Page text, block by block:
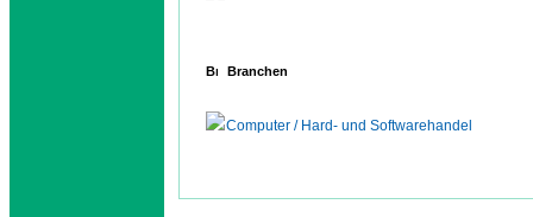
Branchen
Computer / Hard- und Softwarehandel